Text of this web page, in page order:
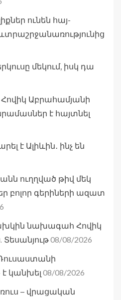
ունեն հայ-
մեկում, իսկ դա
Հովիկ Աբրահամյանի
է հայտնել
է Ալիևին․ ինչ են
ուղղված թիվ մեկ
բոլոր գերիների ազատ
նախագահ Հովիկ
08/08/2026
է կանխել 08/08/2026
– վրացական